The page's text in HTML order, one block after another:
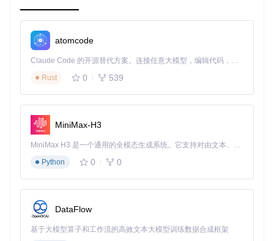
核心模块(42KB)包含Decimal构造函数、基础运算和精度配
置；扩展模块则按功能类别拆分，如三角函数(sin.js、cos.j
s)、指数函数(exp.js、log.js)等，每个子模块体积控制在5-15K
B之间。
🔄 动态加载架构：构建智能加载器
设计一个DecimalDynamicLoader类作为核心调度器，实现模
块的按需加载和自动注册：
// decimal-dynamic-loader.js
class
constructor() {
this. loadedModules
this.modulePromises = {}; // 模块加载Promise缓存
  }
/**
   * 加载核心功能模块
   *
@returns {Promise<Decimal>} Decimal构造函数
atomcode
Claude Code 的开源替代方案。连接任意大模型，编辑代码，运行命令，自动验证 — 全自动执行。用 Rust 构建，极致性能。 ｜ An open-source alternative to Claude Code. Connect any LLM, edit code, run commands, and verify changes — autonomously. Built in Rust for speed. Get Started
Rust
0 539
MiniMax-H3
MiniMax H3 是一个通用的全模态生成系统。它支持对由文本、图像、视频和音频组成的多模态上下文进行统一理解，并能生成分辨率高达 2K、时长可达 15 秒的带原生立体声音频的视频。得益于面向任务泛化的系统设计，H3 在预训练阶段就已具备广泛的多模态上下文理解与生成能力，能够出色地执行复杂的多模态指令。
Python
0 0
DataFlow
基于大模型算子和工作流的高效文本大模型训练数据合成框架